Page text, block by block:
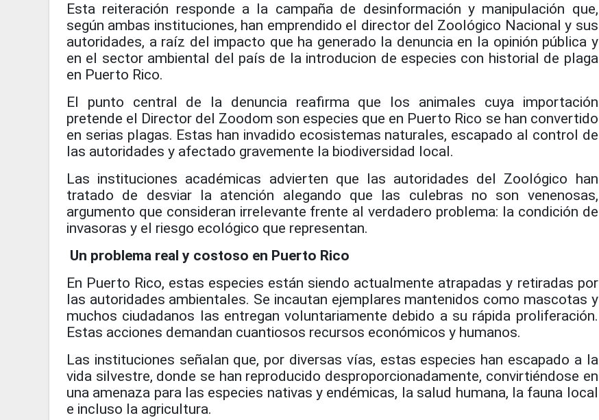
Esta reiteración responde a la campaña de desinformación y manipulación que,
según ambas instituciones, han emprendido el director del Zoológico Nacional y sus
autoridades, a raíz del impacto que ha generado la denuncia en la opinión pública y
en el sector ambiental del país de la introducion de especies con historial de plaga
en Puerto Rico.
El punto central de la denuncia reafirma que los animales cuya importación
pretende el Director del Zoodom son especies que en Puerto Rico se han convertido
en serias plagas. Estas han invadido ecosistemas naturales, escapado al control de
las autoridades y afectado gravemente la biodiversidad local.
Las instituciones académicas advierten que las autoridades del Zoológico han
tratado de desviar la atención alegando que las culebras no son venenosas,
argumento que consideran irrelevante frente al verdadero problema: la condición de
invasoras y el riesgo ecológico que representan.
Un problema real y costoso en Puerto Rico
En Puerto Rico, estas especies están siendo actualmente atrapadas y retiradas por
las autoridades ambientales. Se incautan ejemplares mantenidos como mascotas y
muchos ciudadanos las entregan voluntariamente debido a su rápida proliferación.
Estas acciones demandan cuantiosos recursos económicos y humanos.
Las instituciones señalan que, por diversas vías, estas especies han escapado a la
vida silvestre, donde se han reproducido desproporcionadamente, convirtiéndose en
una amenaza para las especies nativas y endémicas, la salud humana, la fauna local
e incluso la agricultura.